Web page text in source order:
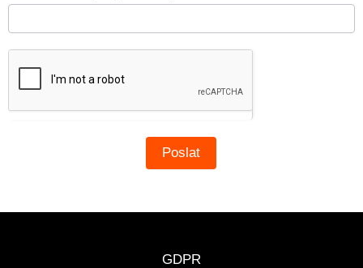
Poslat
GDPR